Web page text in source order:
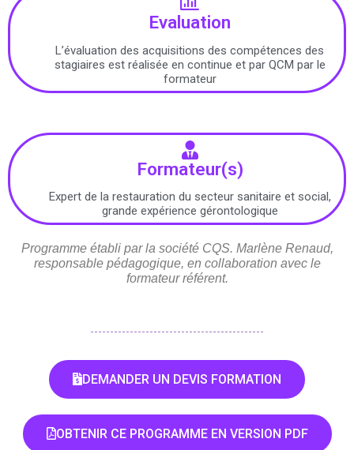
Evaluation
L’évaluation des acquisitions des compétences des
stagiaires est réalisée en continue et par QCM par le
formateur
Formateur(s)
Expert de la restauration du secteur sanitaire et social,
grande expérience gérontologique
Programme établi par la société CQS. Marlène Renaud,
responsable pédagogique, en collaboration avec le
formateur référent.
DEMANDER UN DEVIS FORMATION
OBTENIR CE PROGRAMME EN VERSION PDF